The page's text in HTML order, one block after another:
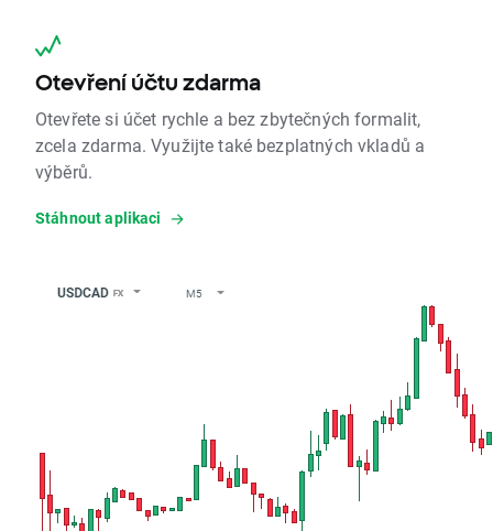
Otevření účtu zdarma
Otevřete si účet rychle a bez zbytečných formalit,
zcela zdarma. Využijte také bezplatných vkladů a
výběrů.
Stáhnout aplikaci